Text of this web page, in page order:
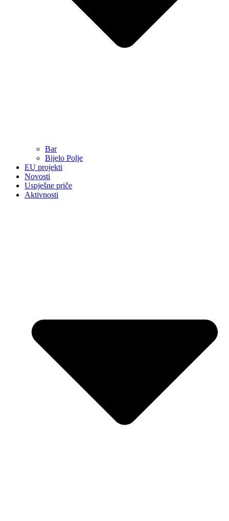
Bar
Bijelo Polje
EU projekti
Novosti
Uspješne priče
Aktivnosti